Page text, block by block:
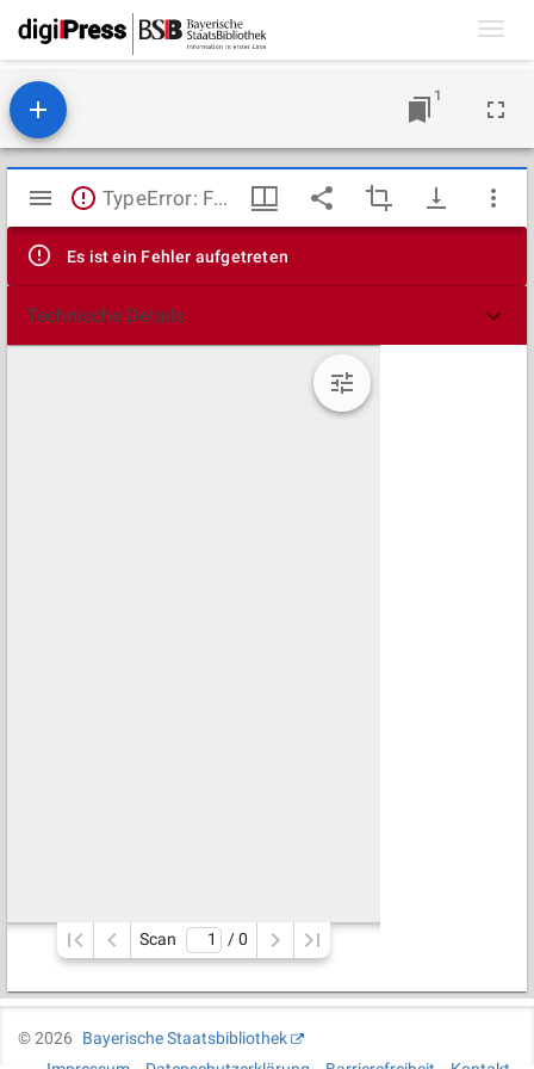
1
Mirador
Viewer
TypeError: Failed to fetch
Es ist ein Fehler aufgetreten
Technische Details
Scan / 0
©2026
Bayerische Staatsbibliothek